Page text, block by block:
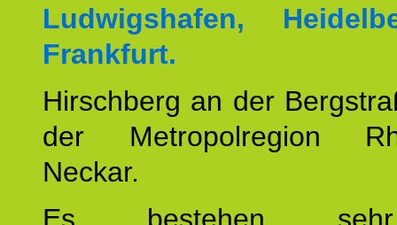
Ludwigshafen,
Frankfurt.
Hirschberg an der
der Metropolregion
Neckar.